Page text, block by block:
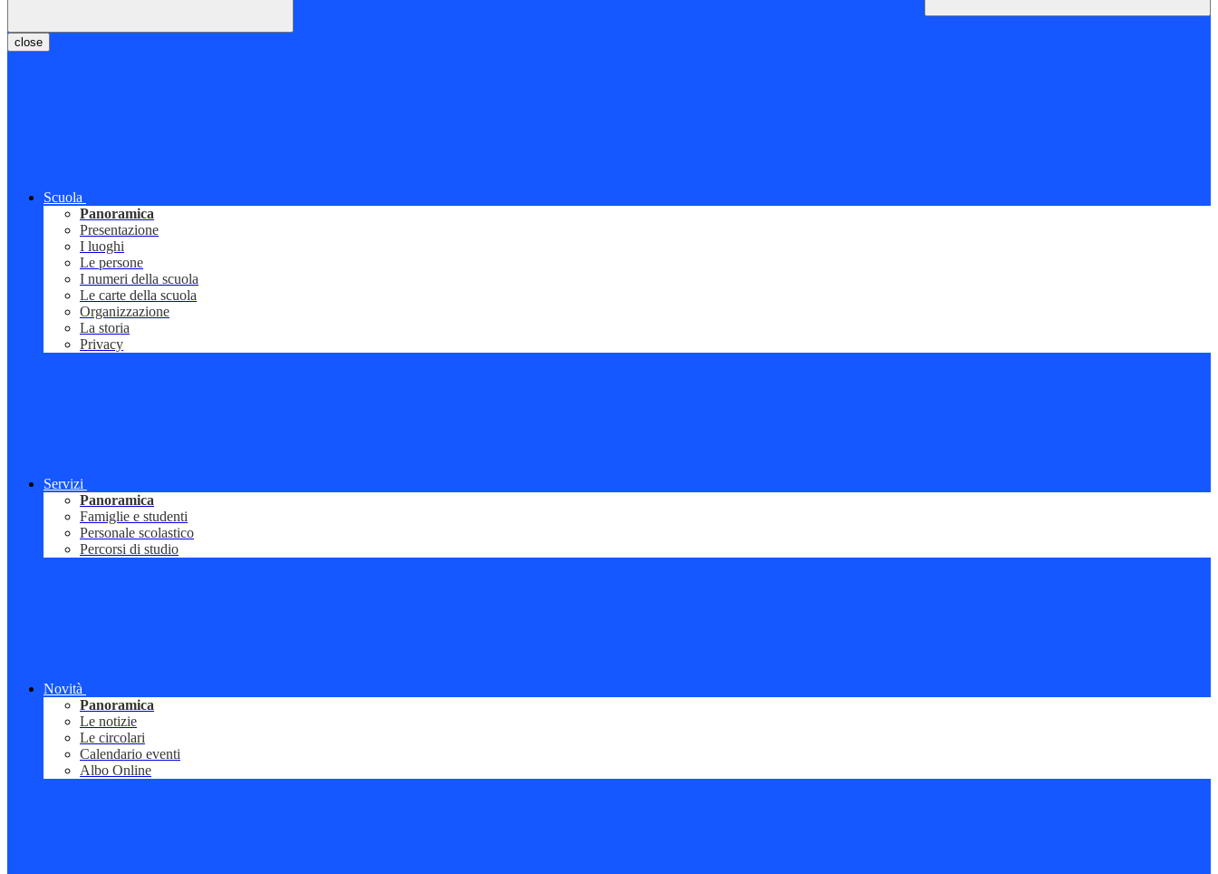
close
Scuola
Panoramica
Presentazione
I luoghi
Le persone
I numeri della scuola
Le carte della scuola
Organizzazione
La storia
Privacy
Servizi
Panoramica
Famiglie e studenti
Personale scolastico
Percorsi di studio
Novità
Panoramica
Le notizie
Le circolari
Calendario eventi
Albo Online